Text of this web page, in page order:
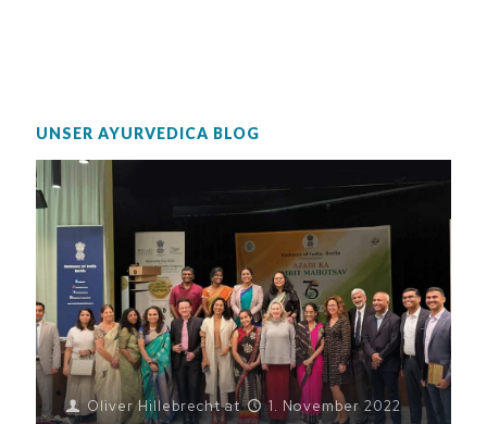
UNSER AYURVEDICA BLOG
Oliver Hillebrecht at
1. November 2022